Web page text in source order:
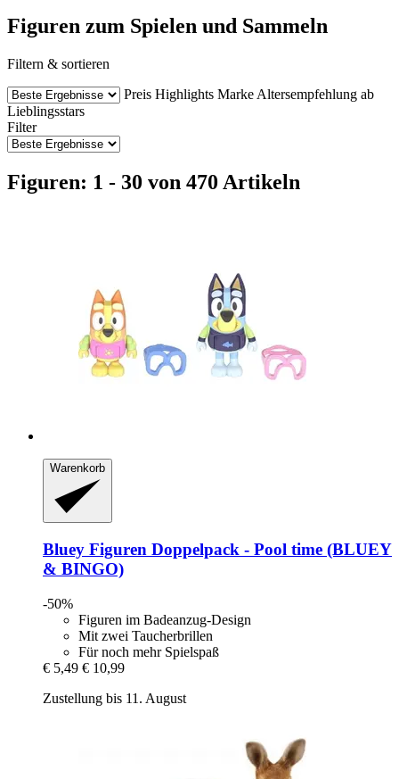
Figuren zum Spielen und Sammeln
Filtern & sortieren
Preis Highlights Marke Altersempfehlung ab
Lieblingsstars
Filter
Figuren: 1 - 30 von 470 Artikeln
Warenkorb
Bluey Figuren Doppelpack -​ Pool time (BLUEY
& BINGO)
-50%
Figuren im Badeanzug-Design
Mit zwei Taucherbrillen
Für noch mehr Spielspaß
€ 5,49 € 10,99
Zustellung bis 11. August